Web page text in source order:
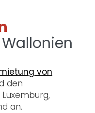
von
den
an.